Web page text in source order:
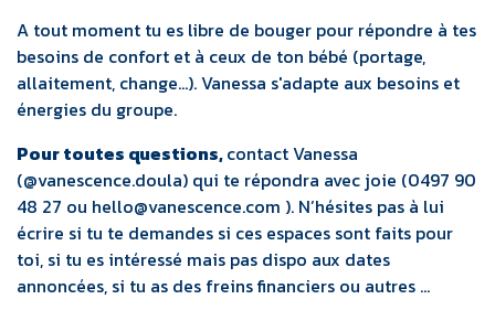
A tout moment tu es libre de bouger pour répondre à tes
besoins de confort et à ceux de ton bébé (portage,
allaitement, change...). Vanessa s'adapte aux besoins et
énergies du groupe.
Pour toutes questions,contact Vanessa
(@vanescence.doula) qui te répondra avec joie (0497 90
48 27 ou hello@vanescence.com ). N’hésites pas à lui
écrire si tu te demandes si ces espaces sont faits pour
toi, si tu es intéressé mais pas dispo aux dates
annoncées, si tu as des freins financiers ou autres …